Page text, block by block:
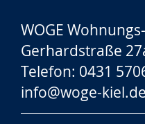
WOGE
Gerhardstraße
Telefon: 0431
info@woge-kiel.de